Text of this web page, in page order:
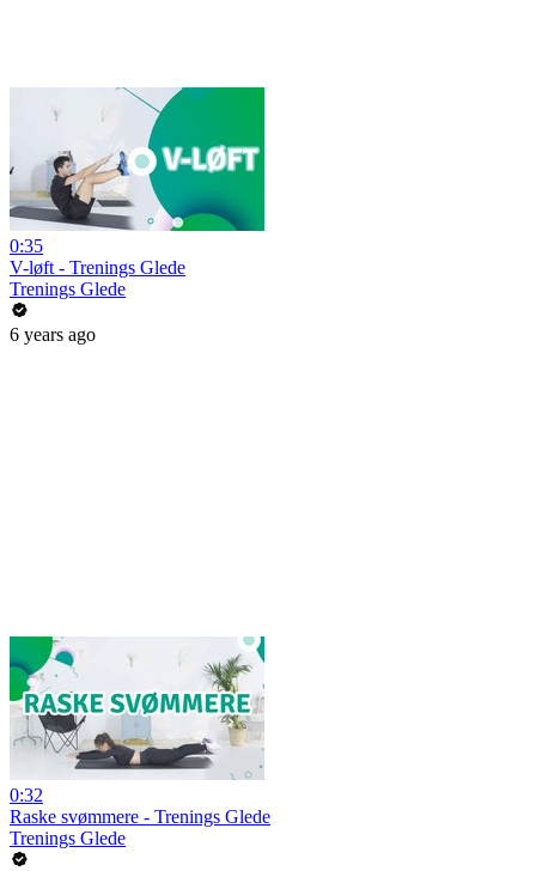
0:35
V-løft - Trenings Glede
Trenings Glede
6 years ago
0:32
Raske svømmere - Trenings Glede
Trenings Glede